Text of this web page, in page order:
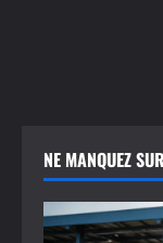
NE MANQUEZ